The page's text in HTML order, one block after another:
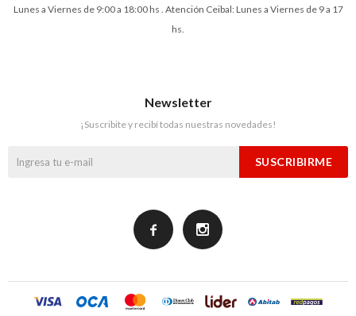
Lunes a Viernes de 9:00 a 18:00 hs . Atención Ceibal: Lunes a Viernes de 9 a 17
hs.
Newsletter
¡Suscribite y recibí todas nuestras novedades!
SUSCRIBIRME
 